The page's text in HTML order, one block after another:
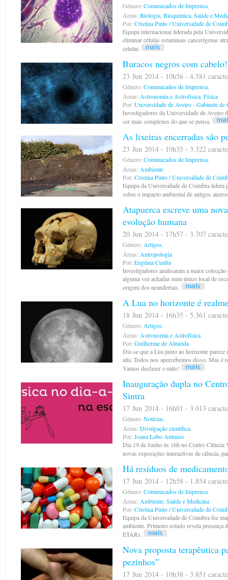
Género: Comunicados de Imprensa.
Áreas: Biologia Bioquímica Saúde e
Por: Cristina Pinto / Universidade de
Equipa internacional liderada pela
eliminar células estaminais cancerígenas
celular.
Buracos negros com cabelo!
23 Jun 2014 - 10h56 - 4.581
Género: Comunicados de Imprensa.
Áreas: Astronomia e Astrofísica Física
Por: Universidade de Aveiro - Gabinete de
Investigadores da Universidade de Aveiro
ser mais complexos do que se pensa.
As lixeiras encerradas são
23 Jun 2014 - 10h35 - 3.322
Género: Comunicados de Imprensa.
Áreas: Ambiente
Por: Cristina Pinto / Universidade de
Equipa da Universidade de Coimbra lidera
sobre o impacto ambiental de antigos
Atapuerca escreve uma
evolução humana
20 Jun 2014 - 17h57 - 3.707
Género: Artigos.
Áreas: Antropologia
Por: Eugénia Cunha
Investigadores analisaram a maior
alguma vez achadas num único local de
origem dos neandertais.
A Lua no horizonte é
18 Jun 2014 - 16h35 - 5.361
Género: Artigos.
Áreas: Astronomia e Astrofísica
Por: Guilherme de Almeida
Diz-se que a Lua junto ao horizonte
alta. Todos nos apercebemos disso. Mas é
Vamos desfazer o mito!
Inauguração dupla no
Sintra
17 Jun 2014 - 16h01 - 3.013
Género: Notícias.
Áreas: Divulgação científica
Por: Joana Lobo Antunes
Dia 19 de Junho às 16h no Centro Ciência
novas exposições interactivas de ciência,
Há resíduos de
17 Jun 2014 - 12h58 - 1.854
Género: Comunicados de Imprensa.
Áreas: Ambiente Saúde e Medicina
Por: Cristina Pinto / Universidade de
Equipa da Universidade de Coimbra fez
ambiente. Primeiro estudo revela presença
ETARs.
Nova proposta terapêutica
pezinhos”
17 Jun 2014 - 10h38 - 3.851